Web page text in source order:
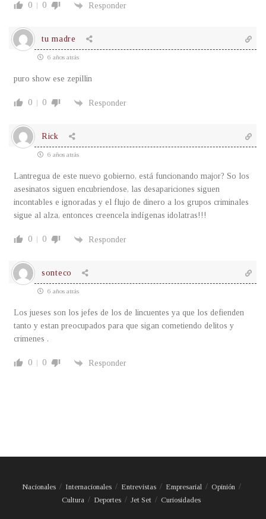
0 0 Responder
tu madre
6 años atrás
puro show ese zepillin
0 0 Responder
Rick
6 años atrás
Lantregua de este nuevo gobierno, está funcionando major? So los
asesinatos siguen encubriendose, las desapariciones siguen
incontables e ignoradas y el flujo de dinero a los grupos criminales
sigue al alza, entonces creencela indígenas idolatras!!!
0 0 Responder
sonteco
6 años atrás
Los jueses son los jefes de los de lincuentes ya que los defienden
tanto y estan preocupados para que sigan cometiendo delitos y
crimenes .
0 0 Responder
Nacionales Internacionales Entrevistas Empresarial
Opinión
Cultura
Deportes Jet Set Curiosidades